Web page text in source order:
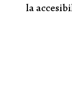
la